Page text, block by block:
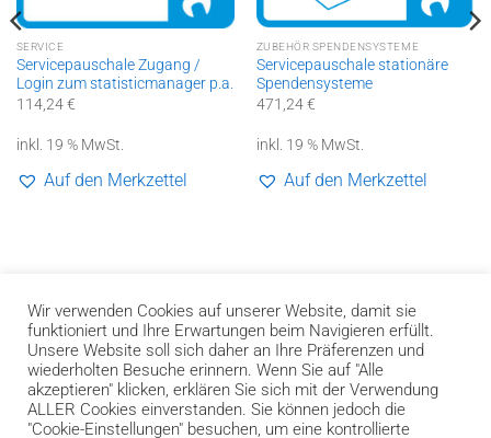
SERVICE
Servicepauschale Zugang /
Login zum statisticmanager p.a.
114,24€
inkl. 19 % MwSt.
Auf den Merkzettel
ZUBEHÖR SPENDENSYSTEME
Servicepauschale stationäre
Spendensysteme
471,24€
inkl. 19 % MwSt.
Auf den Merkzettel
Bank
Transfer
Cash
on
Invoice
Wir verwenden Cookies auf unserer Website, damit sie
funktioniert und Ihre Erwartungen beim Navigieren erfüllt.
Unsere Website soll sich daher an Ihre Präferenzen und
wiederholten Besuche erinnern. Wenn Sie auf "Alle
akzeptieren" klicken, erklären Sie sich mit der Verwendung
ALLER Cookies einverstanden. Sie können jedoch die
"Cookie-Einstellungen" besuchen, um eine kontrollierte